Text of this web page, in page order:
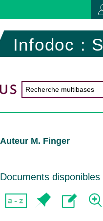
Infodoc :
Auteur M. Finger
Documents